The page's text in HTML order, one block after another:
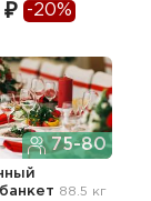
₽ -20%
75-80
88.5 кг